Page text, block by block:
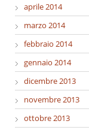
aprile 2014
marzo 2014
febbraio 2014
gennaio 2014
dicembre 2013
novembre 2013
ottobre 2013